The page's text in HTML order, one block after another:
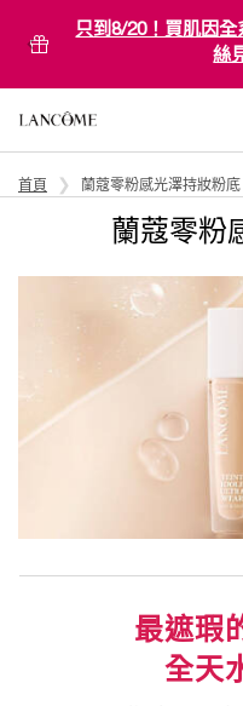
只到8/20！買肌因
絲
首頁
蘭蔻零粉感光澤持妝粉底
蘭蔻零粉
最遮瑕
全天